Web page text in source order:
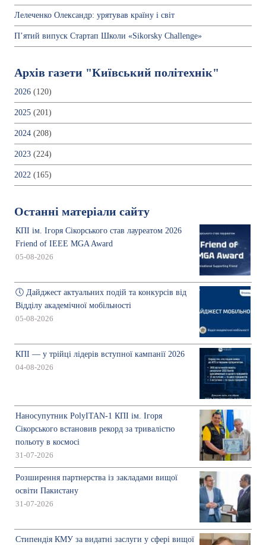
Лелеченко Олександр: урятував країну і світ
П’ятий випуск Стартап Школи «Sikorsky Challenge»
Архів газети "Київський політехнік"
2026 (120)
2025 (201)
2024 (208)
2023 (224)
2022 (165)
Останні матеріали сайту
КПІ ім. Ігоря Сікорського став лауреатом 2026
Friend of IEEE MGA Award
05-08-2026
🕔 Дайджест актуальних подій та конкурсів від
Відділу академічної мобільності
05-08-2026
КПІ — у трійці лідерів вступної кампанії 2026
04-08-2026
Наносупутник PolyITAN-1 КПІ ім. Ігоря
Сікорського встановив рекорд за тривалістю
польоту в космосі
31-07-2026
Розширення партнерства із закладами вищої
освіти Пакистану
31-07-2026
Стипендія КМУ за видатні заслуги у сфері вищої